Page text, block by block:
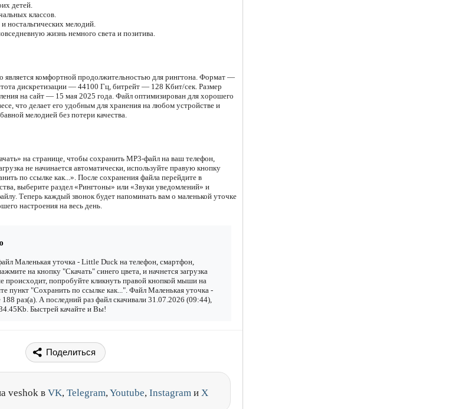
детей.
классов.
мелодий.
жизнь немного света и позитива.
является комфортной продолжительностью для рингтона. Формат —
дискретизации — 44100 Гц, битрейт — 128 Кбит/сек. Размер
на сайт — 15 мая 2025 года. Файл оптимизирован для хорошего
что делает его удобным для хранения на любом устройстве и
мелодией без потери качества.
на странице, чтобы сохранить MP3-файл на ваш телефон,
не начинается автоматически, используйте правую кнопку
по ссылке как...». После сохранения файла перейдите в
выберите раздел «Рингтоны» или «Звуки уведомлений» и
Теперь каждый звонок будет напоминать вам о маленькой уточке
настроения на весь день.
Маленькая уточка - Little Duck на телефон, смартфон,
на кнопку "Скачать" синего цвета, и начнется загрузка
происходит, попробуйте кликнуть правой кнопкой мыши на
пункт "Сохранить по ссылке как...". Файл Маленькая уточка -
раз(а). А последний раз файл скачивали 31.07.2026 (09:44),
Быстрей качайте и Вы!
Поделиться
veshok в VK, Telegram,Youtube, Instagram и X